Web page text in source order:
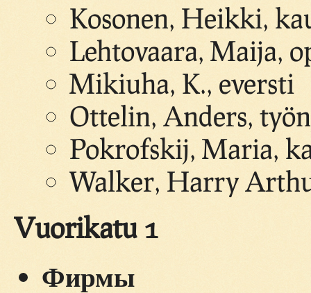
Kosonen, Heikki,
Lehtovaara, Maija,
Mikiuha, K., eversti
Ottelin, Anders,
Pokrofskij, Maria,
Walker, Harry
Vuorikatu 1
Фирмы